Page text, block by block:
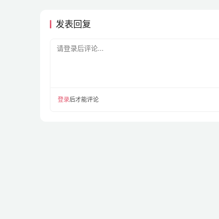
发表回复
请登录后评论...
登录后才能评论